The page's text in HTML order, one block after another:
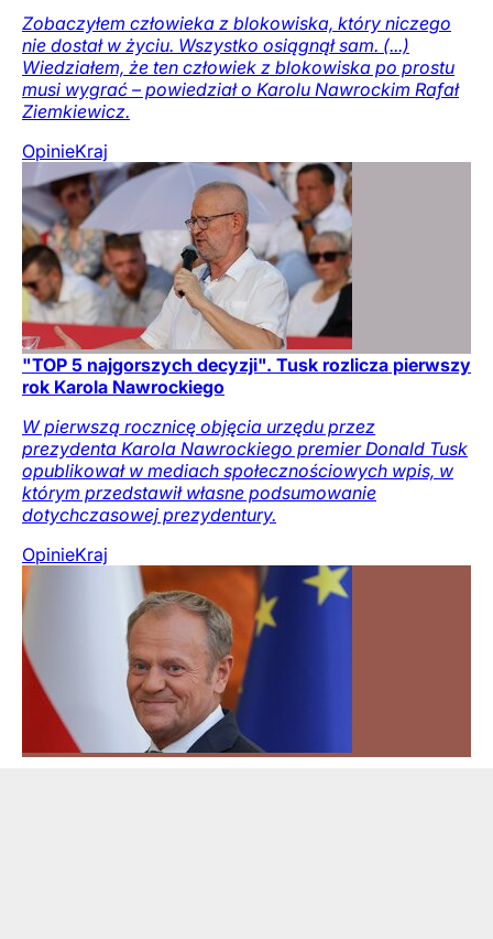
Zobaczyłem człowieka z blokowiska, który niczego
nie dostał w życiu. Wszystko osiągnął sam. (...)
Wiedziałem, że ten człowiek z blokowiska po prostu
musi wygrać – powiedział o Karolu Nawrockim Rafał
Ziemkiewicz.
OpinieKraj
"TOP 5 najgorszych decyzji". Tusk rozlicza pierwszy
rok Karola Nawrockiego
W pierwszą rocznicę objęcia urzędu przez
prezydenta Karola Nawrockiego premier Donald Tusk
opublikował w mediach społecznościowych wpis, w
którym przedstawił własne podsumowanie
dotychczasowej prezydentury.
OpinieKraj